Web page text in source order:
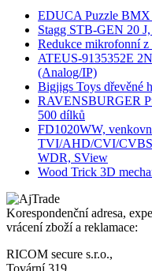
EDUCA Puzzle BMX
Stagg STB-GEN 20
Redukce mikrofonní z
ATEUS-9135352E
(Analog/IP)
Bigjigs Toys dřevěné
RAVENSBURGER
500 dílků
FD1020WW,
TVI/AHD/CVI/CVBS
WDR, SView
Wood Trick 3D
Korespondenční adresa,
vrácení zboží a reklamace:
RICOM secure s.r.o.,
Tovární 319